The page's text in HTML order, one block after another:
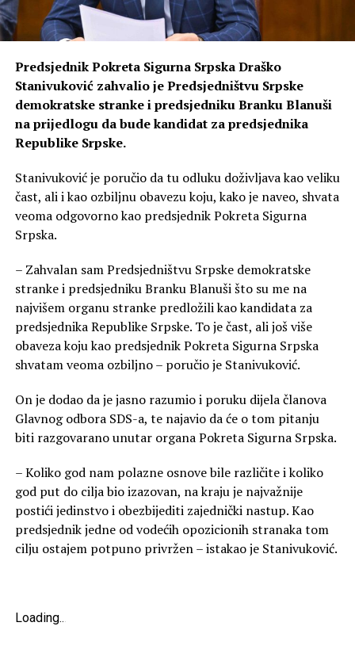
Predsjednik Pokreta Sigurna Srpska Draško
Stanivuković zahvalio je Predsjedništvu Srpske
demokratske stranke i predsjedniku Branku Blanuši
na prijedlogu da bude kandidat za predsjednika
Republike Srpske.
Stanivuković je poručio da tu odluku doživljava kao veliku
čast, ali i kao ozbiljnu obavezu koju, kako je naveo, shvata
veoma odgovorno kao predsjednik Pokreta Sigurna
Srpska.
– Zahvalan sam Predsjedništvu Srpske demokratske
stranke i predsjedniku Branku Blanuši što su me na
najvišem organu stranke predložili kao kandidata za
predsjednika Republike Srpske. To je čast, ali još više
obaveza koju kao predsjednik Pokreta Sigurna Srpska
shvatam veoma ozbiljno – poručio je Stanivuković.
On je dodao da je jasno razumio i poruku dijela članova
Glavnog odbora SDS-a, te najavio da će o tom pitanju
biti razgovarano unutar organa Pokreta Sigurna Srpska.
– Koliko god nam polazne osnove bile različite i koliko
god put do cilja bio izazovan, na kraju je najvažnije
postići jedinstvo i obezbijediti zajednički nastup. Kao
predsjednik jedne od vodećih opozicionih stranaka tom
cilju ostajem potpuno privržen – istakao je Stanivuković.
Loading...